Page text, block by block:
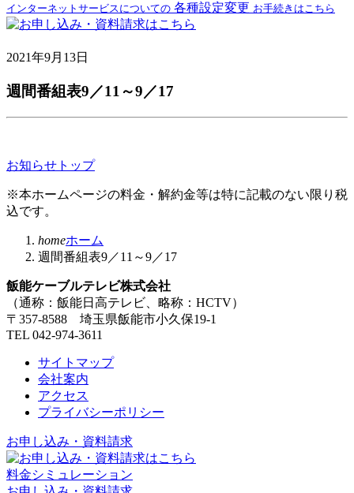
インターネットサービスについての 各種設定変更 お手続きはこちら
2021年9月13日
週間番組表9／11～9／17
お知らせトップ
※本ホームページの料金・解約金等は特に記載のない限り税
込です。
homeホーム
週間番組表9／11～9／17
飯能ケーブルテレビ株式会社
（通称：飯能日高テレビ、略称：HCTV）
〒357-8588 埼玉県飯能市小久保19-1
TEL 042-974-3611
サイトマップ
会社案内
アクセス
プライバシーポリシー
お申し込み・資料請求
料金シミュレーション